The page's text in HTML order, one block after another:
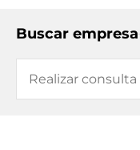
Buscar empresa